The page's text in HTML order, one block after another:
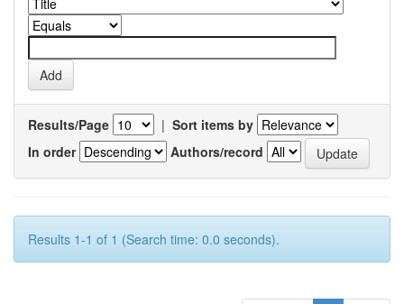
Results/Page | Sort items by
In order
Authors/record
Results 1-1 of 1 (Search time: 0.0 seconds).